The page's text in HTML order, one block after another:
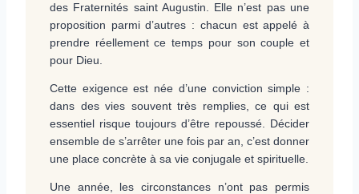
des Fraternités saint Augustin. Elle n’est pas une
proposition parmi d’autres : chacun est appelé à
prendre réellement ce temps pour son couple et
pour Dieu.
Cette exigence est née d’une conviction simple :
dans des vies souvent très remplies, ce qui est
essentiel risque toujours d’être repoussé. Décider
ensemble de s’arrêter une fois par an, c’est donner
une place concrète à sa vie conjugale et spirituelle.
Une année, les circonstances n’ont pas permis